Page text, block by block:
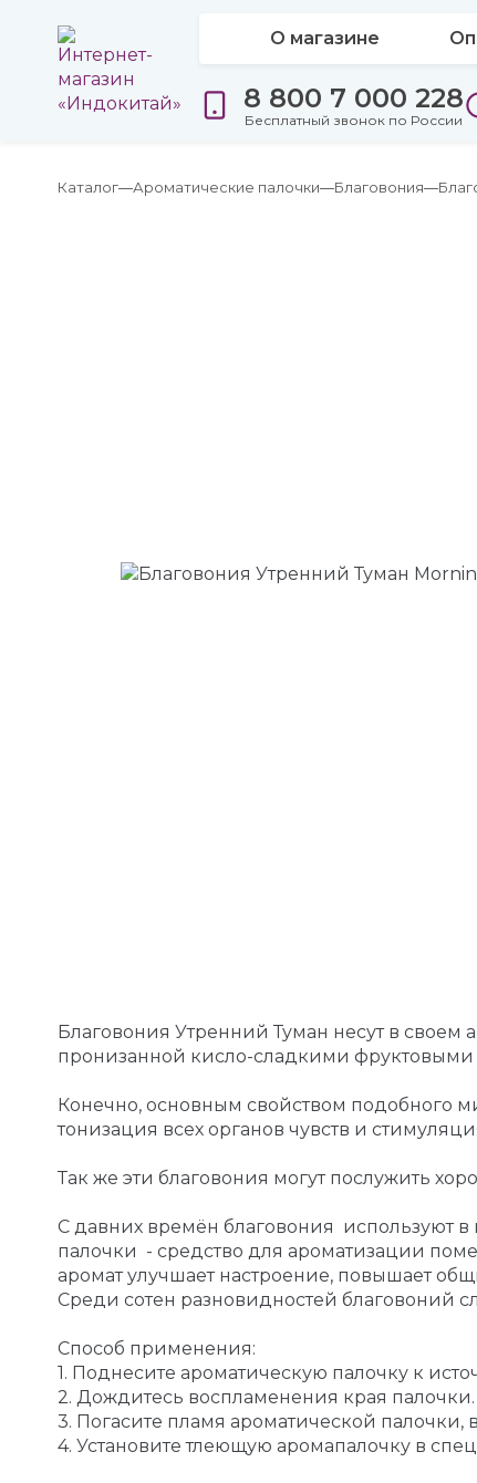
О магазине
8 800 7 000 228
Бесплатный звонок по России
Каталог Ароматические палочки Благовония
Благовония Утренний Туман несут в своем
пронизанной кисло-сладкими фруктовыми
Конечно, основным свойством подобного
тонизация всех органов чувств и
Так же эти благовония могут послужить
С давних времён благовония используют в
палочки - средство для ароматизации
аромат улучшает настроение, повышает
Среди сотен разновидностей благовоний
Способ применения:
1. Поднесите ароматическую палочку к
2. Дождитесь воспламенения края палочки.
3. Погасите пламя ароматической
4. Установите тлеющую аромапалочку в